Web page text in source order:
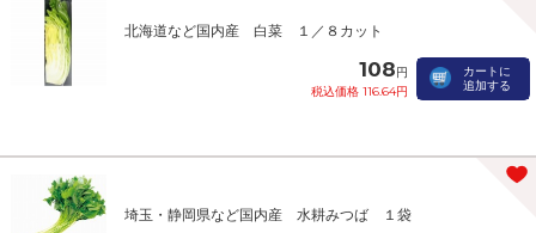
北海道など国内産 白菜 １／８カット
108円
税込価格 116.64円
カートに
追加する
埼玉・静岡県など国内産 水耕みつば １袋